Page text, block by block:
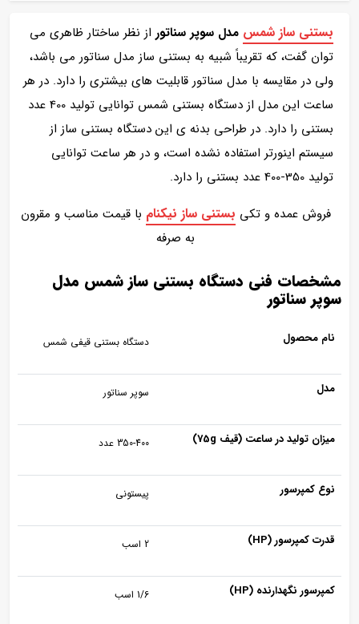
بستنی ساز شمس مدل سوپر سناتور از نظر ساختار ظاهری می
توان گفت، که تقریباً شبیه به بستنی ساز مدل سناتور می باشد،
ولی در مقایسه با مدل سناتور قابلیت های بیشتری را دارد. در هر
ساعت این مدل از دستگاه بستنی شمس توانایی تولید 400 عدد
بستنی را دارد. در طراحی بدنه ی این دستگاه بستنی ساز از
سیستم اینورتر استفاده نشده است، و در هر ساعت توانایی
تولید 350-400 عدد بستنی را دارد.
فروش عمده و تکی بستنی ساز نیکنام با قیمت مناسب و مقرون
به صرفه
مشخصات فنی دستگاه بستنی ساز شمس مدل
سوپر سناتور
نام محصول دستگاه بستنی قیفی شمس
مدل سوپر سناتور
میزان تولید در ساعت (قیف 75g) 350-400 عدد
نوع کمپرسور پیستونی
قدرت کمپرسور (HP) 2 اسب
کمپرسور نگهدارنده (HP) 1/6 اسب